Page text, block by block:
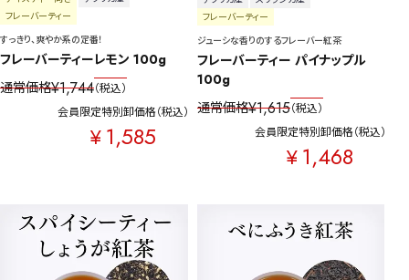
フレーバーティー
すっきり、爽やか系の定番！
フレーバーティーレモン 100g
通常価格¥1,744 税込
会員限定特別卸価格
¥1,585
税込
フレーバーティー
ジューシな香りのするフレーバー紅茶
フレーバーティー パイナップル
100g
通常価格¥1,615 税込
会員限定特別卸価格
¥1,468
税込